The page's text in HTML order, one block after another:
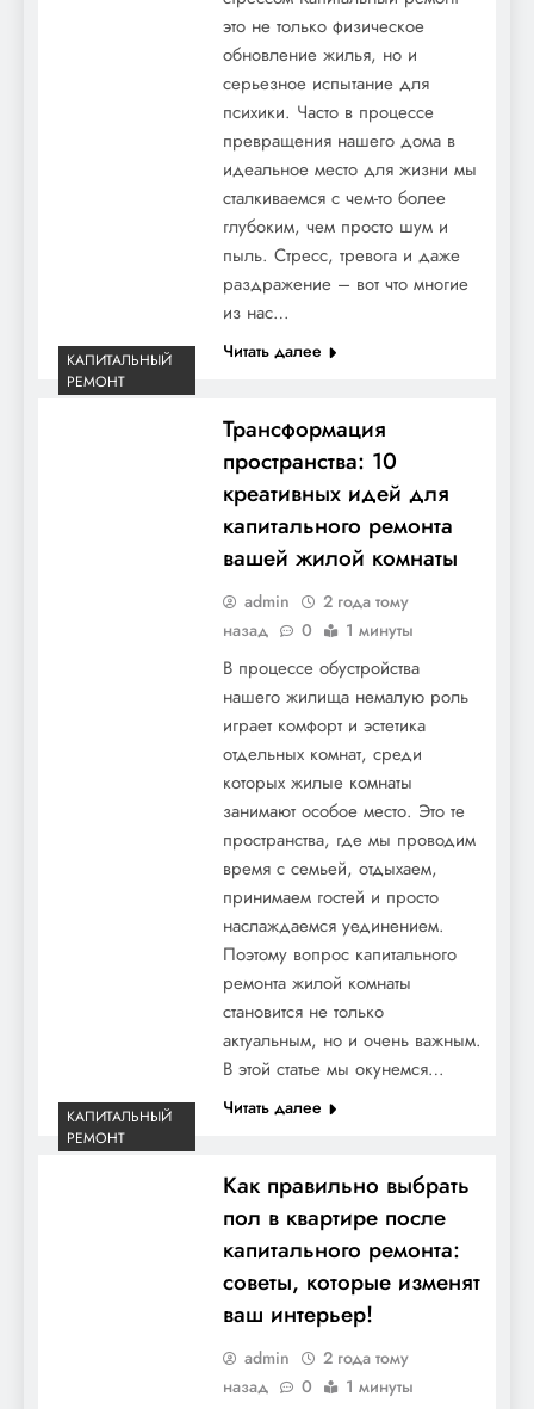
это не только физическое
обновление жилья, но и
серьезное испытание для
психики. Часто в процессе
превращения нашего дома в
идеальное место для жизни мы
сталкиваемся с чем-то более
глубоким, чем просто шум и
пыль. Стресс, тревога и даже
раздражение – вот что многие
из нас…
Читать далее
КАПИТАЛЬНЫЙ
РЕМОНТ
Трансформация
пространства: 10
креативных идей для
капитального ремонта
вашей жилой комнаты
admin
2 года тому
назад
0 1 минуты
В процессе обустройства
нашего жилища немалую роль
играет комфорт и эстетика
отдельных комнат, среди
которых жилые комнаты
занимают особое место. Это те
пространства, где мы проводим
время с семьей, отдыхаем,
принимаем гостей и просто
наслаждаемся уединением.
Поэтому вопрос капитального
ремонта жилой комнаты
становится не только
актуальным, но и очень важным.
В этой статье мы окунемся…
Читать далее
КАПИТАЛЬНЫЙ
РЕМОНТ
Как правильно выбрать
пол в квартире после
капитального ремонта:
советы, которые изменят
ваш интерьер!
admin
2 года тому
назад
0 1 минуты